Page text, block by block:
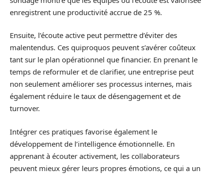
enregistrent une productivité accrue de 25 %.
Ensuite, l’écoute active peut permettre d’éviter des
malentendus. Ces quiproquos peuvent s’avérer coûteux
tant sur le plan opérationnel que financier. En prenant le
temps de reformuler et de clarifier, une entreprise peut
non seulement améliorer ses processus internes, mais
également réduire le taux de désengagement et de
turnover.
Intégrer ces pratiques favorise également le
développement de l’intelligence émotionnelle. En
apprenant à écouter activement, les collaborateurs
peuvent mieux gérer leurs propres émotions, ce qui a un